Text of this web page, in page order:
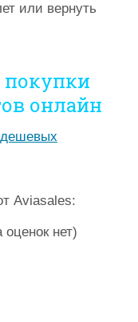
или вернуть
покупки
онлайн
Aviasales:
оценок нет)